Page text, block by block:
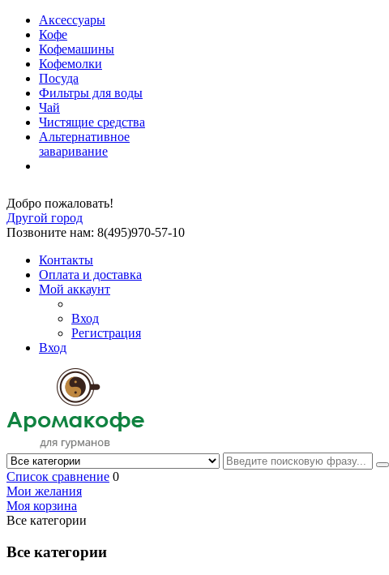
Аксессуары
Кофе
Кофемашины
Кофемолки
Посуда
Фильтры для воды
Чай
Чистящие средства
Альтернативное
заваривание
Добро пожаловать!
Другой город
Позвоните нам: 8(495)970-57-10
Контакты
Оплата и доставка
Мой аккаунт
Вход
Регистрация
Вход
Список сравнение 0
Мои желания
Моя корзина
Все категории
Все категории